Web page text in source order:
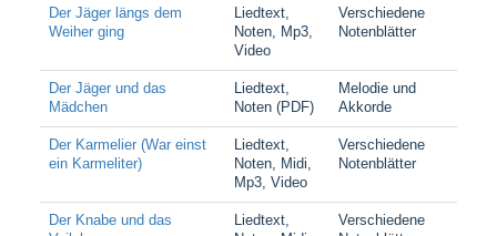
Der Jäger längs dem
Weiher ging
Liedtext,
Noten, Mp3,
Video
Verschiedene
Notenblätter
Der Jäger und das
Mädchen
Liedtext,
Noten (PDF)
Melodie und
Akkorde
Der Karmelier (War einst
ein Karmeliter)
Liedtext,
Noten, Midi,
Mp3, Video
Verschiedene
Notenblätter
Der Knabe und das
Liedtext,
Verschiedene